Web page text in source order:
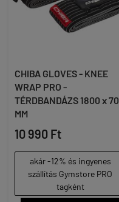
CHIBA GLOVES - KNEE
WRAP PRO -
TÉRDBANDÁZS 1800 x 70
MM
10 990 Ft
akár -12% és ingyenes
szállítás Gymstore PRO
tagként